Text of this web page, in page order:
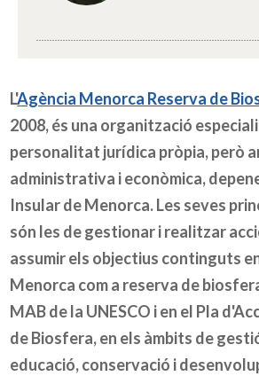
L'Agència Menorca Reserva de
2008, és una organització
personalitat jurídica pròpia, però
administrativa i econòmica,
Insular de Menorca. Les seves
són les de gestionar i realitzar
assumir els objectius continguts
Menorca com a reserva de
MAB de la UNESCO i en el Pla
de Biosfera, en els àmbits de
educació, conservació i